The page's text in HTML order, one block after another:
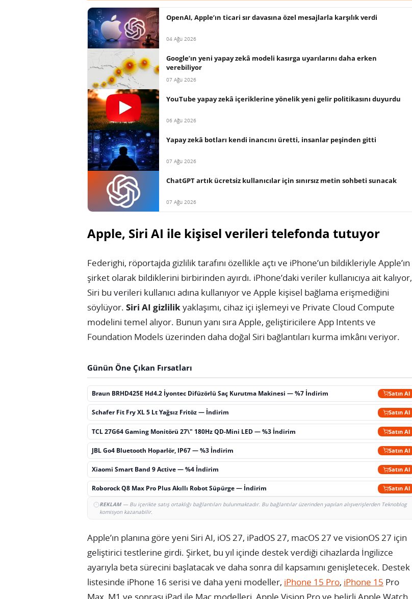
OpenAI, Apple’ın ticari sır davasına özel mesajlarla karşılık verdi
04 Ağu 2026
Google’ın yeni yapay zekâ modeli kasırga uyarılarını daha erken
verebiliyor
07 Ağu 2026
YouTube yapay zekâ içeriklerine yönelik yeni gelir politikasını duyurdu
06 Ağu 2026
Yapay zekâ botları kendi inancını üretti, insanlar peşinden gitti
07 Ağu 2026
ChatGPT artık ücretsiz kullanıcılar için sınırsız metin sohbeti sunacak
07 Ağu 2026
Apple, Siri AI ile kişisel verileri telefonda tutuyor
Federighi, röportajda gizlilik tarafını özellikle açtı ve iPhone’un bildikleriyle Apple’ın
şirket olarak bildiklerini birbirinden ayırdı. iPhone’daki veriler kullanıcıya ait kalıyor,
Siri bu verileri kullanıcı adına kullanıyor ve Apple kişisel bağlama erişmediğini
söylüyor. Siri AI gizlilikyaklaşımı, cihaz içi işlemeyi ve Private Cloud Compute
modelini temel alıyor. Bunun yanı sıra Apple, geliştiricilere App Intents ve
Foundation Models üzerinden daha doğal Siri bağlantıları kurma imkânı veriyor.
Günün Öne Çıkan Fırsatları
Braun BRHD425E Hd4.2 İyontec Difüzörlü Saç Kurutma Makinesi — %7 İndirim Satın Al
Schafer Fit Fry XL 5 Lt Yağsız Fritöz — İndirim Satın Al
TCL 27G64 Gaming Monitörü 27\" 180Hz QD-Mini LED — %3 İndirim Satın Al
JBL Go4 Bluetooth Hoparlör, IP67 — %3 İndirim Satın Al
Xiaomi Smart Band 9 Active — %4 İndirim Satın Al
Roborock Q8 Max Pro Plus Akıllı Robot Süpürge — İndirim Satın Al
REKLAM— Bu içerikte satış ortaklığı bağlantıları bulunmaktadır. Bu bağlantılar üzerinden yapılan alışverişlerden Teknoblog
komisyon kazanabilir.
Apple’ın planına göre yeni Siri AI, iOS 27, iPadOS 27, macOS 27 ve visionOS 27 için
geliştirici testlerine girdi. Şirket, bu yıl içinde destek verdiği cihazlarda İngilizce
ayarıyla beta sürecini başlatacak ve daha sonra dil kapsamını genişletecek. Destek
listesinde iPhone 16 serisi ve daha yeni modeller, iPhone 15 Pro, iPhone 15 Pro